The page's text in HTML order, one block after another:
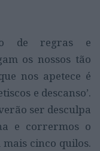
de regras e
os nossos tão
nos apetece é
e descanso’.
ser desculpa
e corrermos o
cinco quilos.